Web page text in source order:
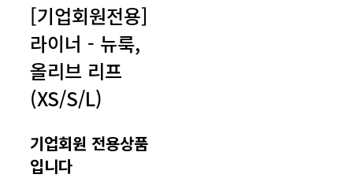
[기업회원전용]
라이너 - 뉴룩,
올리브 리프
(XS/S/L)
기업회원 전용상품
입니다